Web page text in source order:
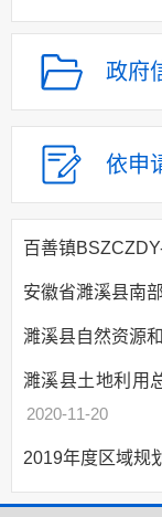
机构设置
人事信息
财政资金
应急管理
乡村振兴（精
整情况
公共服务和中
行政权力运行
“双随机一公开”
上级政策解读
本级政策解读
政府
依申
百善镇
安徽省濉溪县南
濉溪县自然资源
濉溪县土地利用
2020-11-20
2019年度区域规